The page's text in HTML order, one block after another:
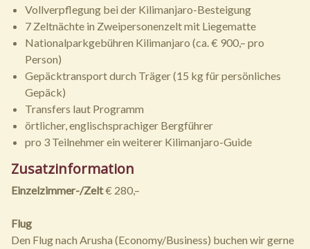
Vollverpflegung bei der Kilimanjaro-Besteigung
7 Zeltnächte in Zweipersonenzelt mit Liegematte
Nationalparkgebühren Kilimanjaro (ca. € 900,– pro
Person)
Gepäcktransport durch Träger (15 kg für persönliches
Gepäck)
Transfers laut Programm
örtlicher, englischsprachiger Bergführer
pro 3 Teilnehmer ein weiterer Kilimanjaro-Guide
Zusatzinformation
Einzelzimmer-/Zelt€ 280,–
Flug
Den Flug nach Arusha (Economy/Business) buchen wir gerne